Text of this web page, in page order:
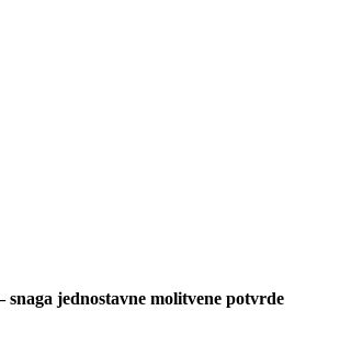
snaga jednostavne molitvene potvrde